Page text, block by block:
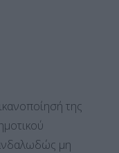
της
μη